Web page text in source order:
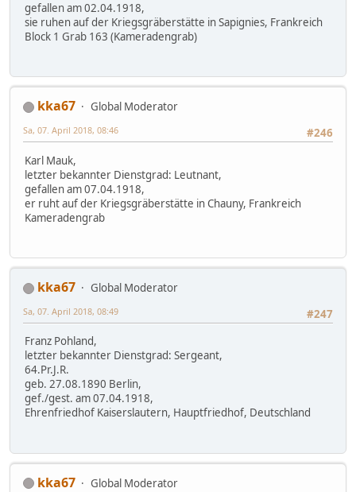
gefallen am 02.04.1918,
sie ruhen auf der Kriegsgräberstätte in Sapignies, Frankreich
Block 1 Grab 163 (Kameradengrab)
kka67
Global Moderator
#246
Sa, 07. April 2018, 08:46
Karl Mauk,
letzter bekannter Dienstgrad: Leutnant,
gefallen am 07.04.1918,
er ruht auf der Kriegsgräberstätte in Chauny, Frankreich
Kameradengrab
kka67
Global Moderator
#247
Sa, 07. April 2018, 08:49
Franz Pohland,
letzter bekannter Dienstgrad: Sergeant,
64.Pr.J.R.
geb. 27.08.1890 Berlin,
gef./gest. am 07.04.1918,
Ehrenfriedhof Kaiserslautern, Hauptfriedhof, Deutschland
kka67
Global Moderator